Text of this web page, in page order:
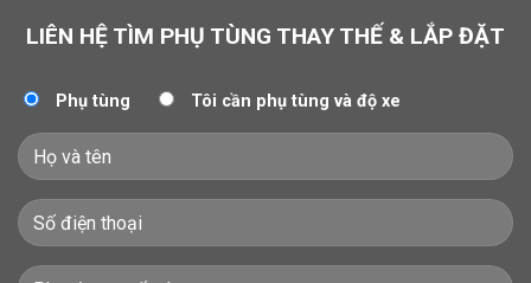
LIÊN HỆ TÌM PHỤ TÙNG THAY THẾ & LẮP ĐẶT
Phụ tùng Tôi cần phụ tùng và độ xe